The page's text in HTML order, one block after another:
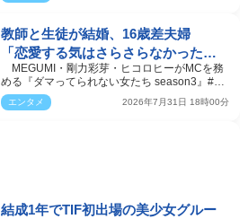
教師と生徒が結婚、16歳差夫婦
「恋愛する気はさらさらなかった」
夫の心動かした妻の思い
MEGUMI・剛力彩芽・ヒコロヒーがMCを務
める『ダマってられない女たち season3』#4
が31日、放送される。#…
エンタメ 2026年7月31日 18時00分
結成1年でTIF初出場の美少女グルー